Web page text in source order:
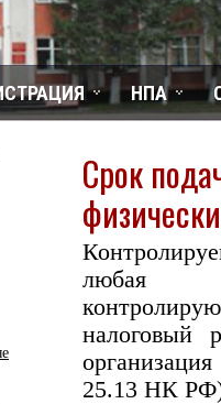
НПА
Срок
любая
налоговый
25.13 НК